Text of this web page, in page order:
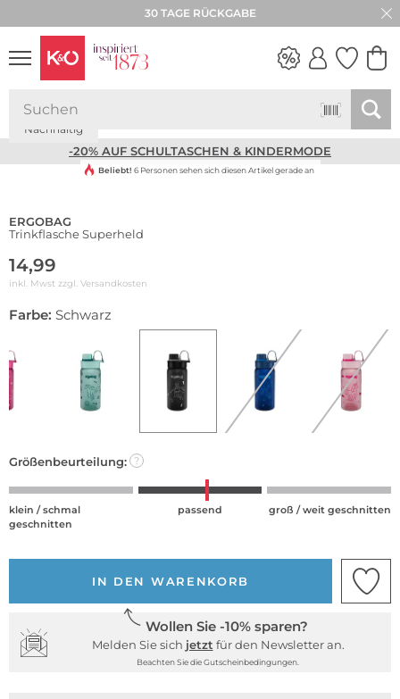
30 TAGE RÜCKGABE
NEW IN
-20% AUF SCHULTASCHEN & KINDERMODE
Nachhaltig
Beliebt! 6 Personen sehen sich diesen Artikel gerade an
ERGOBAG
Trinkflasche Superheld
14,99
inkl. Mwst zzgl. Versandkosten
Farbe: Schwarz
Größenbeurteilung: ?
klein / schmal
geschnitten
passend groß / weit geschnitten
IN DEN WARENKORB
Wollen Sie -10% sparen?
Melden Sie sich jetzt für den Newsletter an.
Beachten Sie die Gutscheinbedingungen.